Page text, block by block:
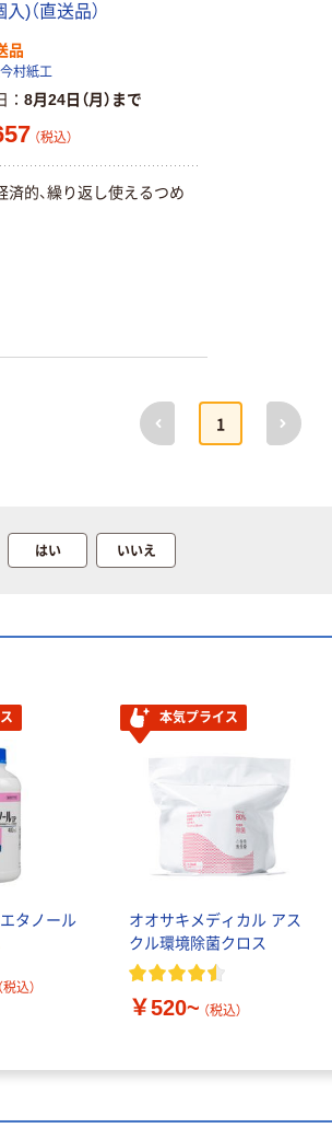
)（直送品）
品
村紙工
8月24日（月）まで
（税込）
済的、繰り返し使えるつめ
前へ
1
次へ
はい いいえ
タノール
（税込）
本気プライス
オオサキメディカル アス
クル環境除菌クロス
￥520~ （税込）
（税込）
ラベル
部外品
（税込）
ー 天然
ルウォ
ットボ
（税込）
トレイ
ト紙コ
￥698~
本気プライス
ペーパータオル
パー ボックス
ナルティッシュ
PEFC認証
オリジナル
ファーストレイ
ト ニトリルグ
ローブ ブル
ー 粉なし（パ
￥698~ （税込）
オリジナル
アスクル 検査用
ディスポパンツ
￥96~